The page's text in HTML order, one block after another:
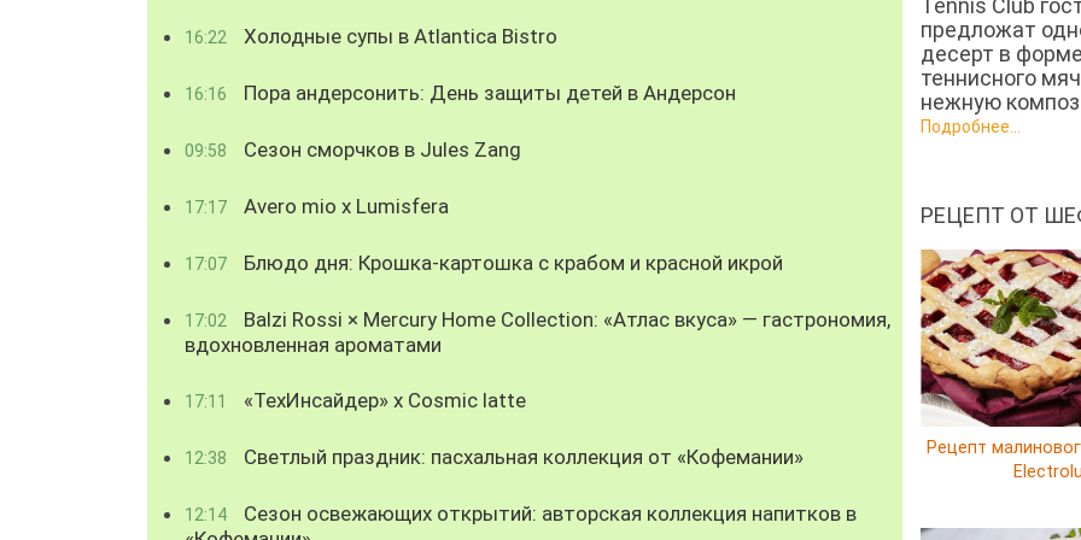
16:22 Холодные супы в Atlantica Bistro
16:16 Пора андерсонить: День защиты детей в Андерсон
09:58 Сезон сморчков в Jules Zang
17:17 Avero mio x Lumisfera
17:07 Блюдо дня: Крошка-картошка с крабом и красной икрой
17:02
Balzi Rossi × Mercury Home Collection: «Атлас вкуса» — гастрономия,
вдохновленная ароматами
17:11 «ТехИнсайдер» х Cosmic latte
12:38 Светлый праздник: пасхальная коллекция от «Кофемании»
12:14
Сезон освежающих открытий: авторская коллекция напитков в
Tennis Club
предложат
десерт в форме
теннисного
нежную
Подробнее...
РЕЦЕПТ ОТ
Рецепт